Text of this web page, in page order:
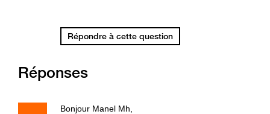
Répondre à cette question
Réponses
Bonjour Manel Mh,